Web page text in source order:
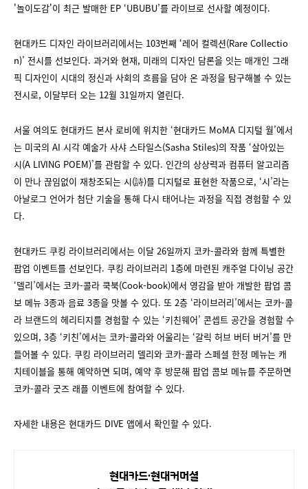
'놀이도감'이 최근 발매한 EP ‘UBUBU’를 라이브로 선사할 예정이다.
현대카드 디자인 라이브러리에서는 103번째 ‘레어 컬렉션(Rare Collectio
n)’ 전시를 선보인다. 과거와 현재, 미래의 디자인 담론을 잇는 매개인 그래
픽 디자인이 시대의 정신과 사회의 흐름을 담아 온 과정을 탐구해볼 수 있는
전시로, 이달부터 오는 12월 31일까지 열린다.
서울 여의도 현대카드 본사 로비에 위치한 ‘현대카드 MoMA 디지털 월’에서
는 미국의 AI 시각 예술가 사샤 스타일스(Sasha Stiles)의 작품 ‘살아있는
시(A LIVING POEM)’를 관람할 수 있다. 인간의 상상력과 컴퓨터 알고리즘
이 만나 끊임없이 재창조되는 시(詩)를 디지털로 표현한 작품으로, ‘시’라는
아날로그 언어가 첨단 기술을 통해 다시 태어나는 과정을 직접 경험할 수 있
다.
현대카드 쿠킹 라이브러리에서는 이달 26일까지 코카-콜라와 함께 특별한
팝업 이벤트를 선보인다. 쿠킹 라이브러리 1층에 마련된 캐주얼 다이닝 공간
‘델리’에서는 코카-콜라 쿡북(Cook-book)에서 영감을 받아 개발한 팝업 콤
보 메뉴 3종과 음료 3종을 맛볼 수 있다. 또 2층 ‘라이브러리’에서는 코카-콜
라 브랜드의 헤리티지를 경험할 수 있는 ‘키친웨어’ 콘셉트 공간을 경험할 수
있으며, 3층 ‘키친’에서는 코카-콜라와 어울리는 ‘갈릭 허브 버터 버거’를 만
들어볼 수 있다. 쿠킹 라이브러리 델리와 코카-콜라 스페셜 한정 메뉴는 캐
치테이블을 통해 예약하면 되며, 예약 후 방문해 팝업 콤보 메뉴를 주문하면
코카-콜라 굿즈 래플 이벤트에 참여할 수 있다.
자세한 내용은 현대카드 DIVE 앱에서 확인할 수 있다.
현대카드∙현대커머셜